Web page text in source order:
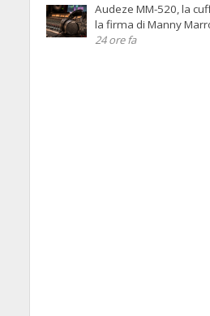
Audeze MM-520, la
la firma di Manny
24 ore fa